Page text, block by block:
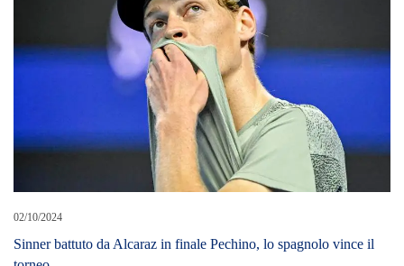
02/10/2024
Sinner battuto da Alcaraz in finale Pechino, lo spagnolo vince il